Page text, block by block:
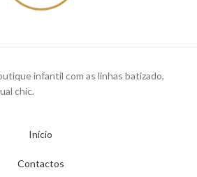
infantil com as linhas batizado,
chic.
Início
Contactos